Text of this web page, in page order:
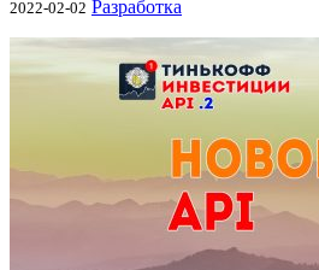
2022-02-02 Разработка